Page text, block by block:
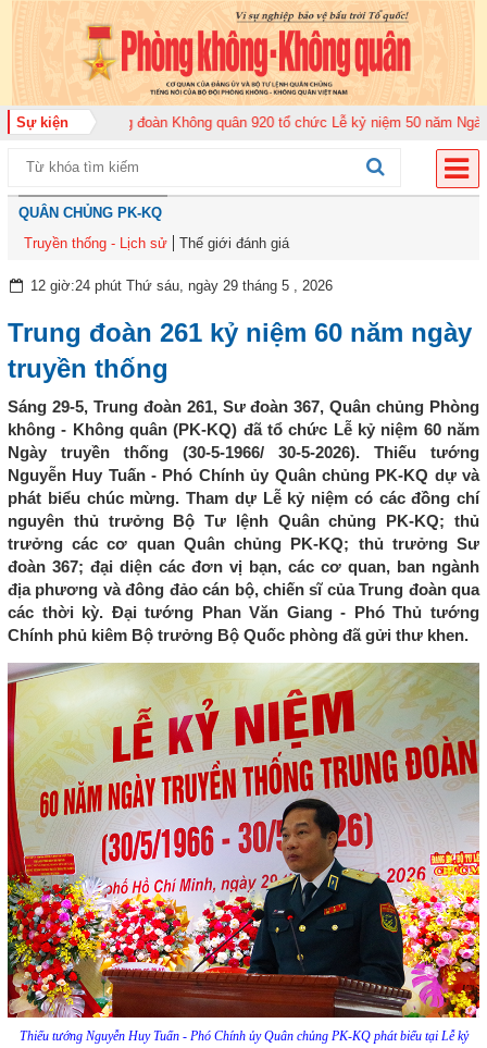
Sự kiện
2026 Trung đoàn Không quân 920 tổ chức Lễ kỷ niệm 50 năm Ngày
QUÂN CHỦNG PK-KQ
Truyền thống - Lịch sử
Thế giới đánh giá
12 giờ:24 phút Thứ sáu, ngày 29 tháng 5 , 2026
Trung đoàn 261 kỷ niệm 60 năm ngày
truyền thống
Sáng 29-5, Trung đoàn 261, Sư đoàn 367, Quân chủng Phòng
không - Không quân (PK-KQ) đã tổ chức Lễ kỷ niệm 60 năm
Ngày truyền thống (30-5-1966/ 30-5-2026). Thiếu tướng
Nguyễn Huy Tuấn - Phó Chính ủy Quân chủng PK-KQ dự và
phát biểu chúc mừng. Tham dự Lễ kỷ niệm có các đồng chí
nguyên thủ trưởng Bộ Tư lệnh Quân chủng PK-KQ; thủ
trưởng các cơ quan Quân chủng PK-KQ; thủ trưởng Sư
đoàn 367; đại diện các đơn vị bạn, các cơ quan, ban ngành
địa phương và đông đảo cán bộ, chiến sĩ của Trung đoàn qua
các thời kỳ. Đại tướng Phan Văn Giang - Phó Thủ tướng
Chính phủ kiêm Bộ trưởng Bộ Quốc phòng đã gửi thư khen.
Thiếu tướng Nguyễn Huy Tuấn - Phó Chính ủy Quân chủng PK-KQ phát biểu tại Lễ kỷ